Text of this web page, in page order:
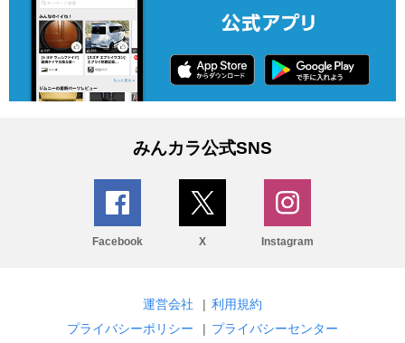
みんカラ公式SNS
Facebook X Instagram
運営会社 | 利用規約
プライバシーポリシー
| プライバシーセンター